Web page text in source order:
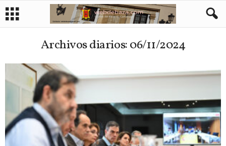
Archivos diarios: 06/11/2024